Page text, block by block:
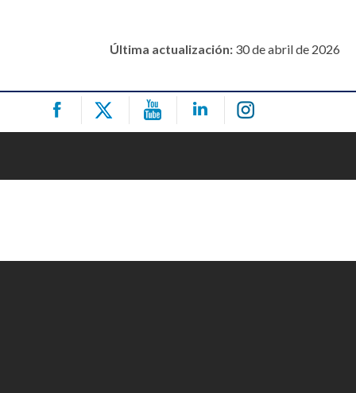
Última actualización: 30 de abril de 2026